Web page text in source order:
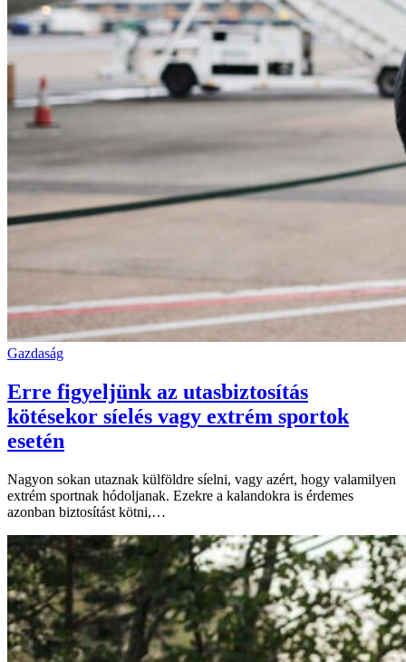
Gazdaság
Erre figyeljünk az utasbiztosítás
kötésekor síelés vagy extrém sportok
esetén
Nagyon sokan utaznak külföldre síelni, vagy azért, hogy valamilyen
extrém sportnak hódoljanak. Ezekre a kalandokra is érdemes
azonban biztosítást kötni,…